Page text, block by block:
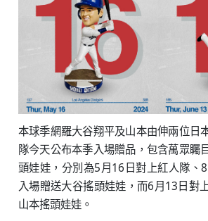
本球季網羅大谷翔平及山本由伸兩位日
隊今天公布本季入場贈品，包含萬眾矚
頭娃娃，分別為5月16日對上紅人隊、
入場贈送大谷搖頭娃娃，而6月13日對
山本搖頭娃娃。